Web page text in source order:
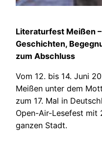
Literaturfest Meißen
Geschichten,
zum Abschluss
Vom 12. bis 14. Juni
Meißen unter dem
zum 17. Mal in
Open-Air-Lesefest mit
ganzen Stadt.